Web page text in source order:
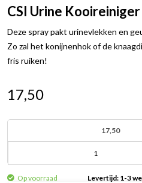
CSI Urine
Deze spray pakt urinevlekken en
Zo zal het konijnenhok of de
fris ruiken!
17,50
17,50
Op voorraad Levertijd: 1-3